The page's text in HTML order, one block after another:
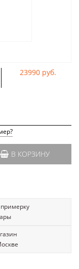
23990 руб.
В КОРЗИНУ